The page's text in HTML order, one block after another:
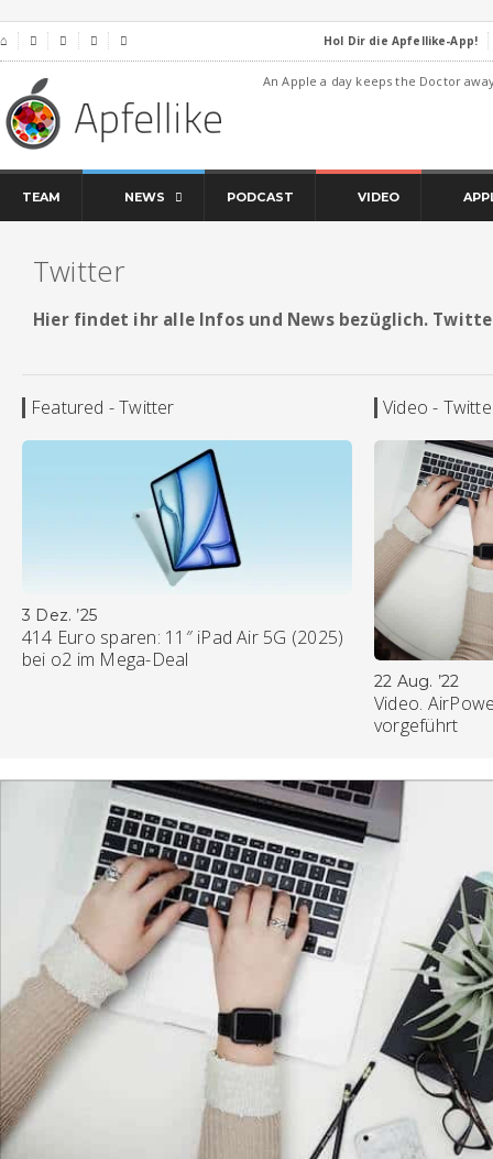
⌂     Hol Dir die Apfellike-App!
An Apple a day keeps the Doctor
TEAM NEWS PODCAST VIDEO
Twitter
Hier findet ihr alle Infos und News bezüglich.
Featured - Twitter
3 Dez. ’25
414 Euro sparen: 11″ iPad Air 5G (2025)
bei o2 im Mega-Deal
Video -
22 Aug. ’22
Video.
vorgeführt